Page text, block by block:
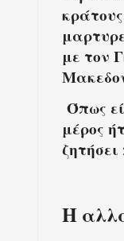
με τον
Όπως
μέρος
Η